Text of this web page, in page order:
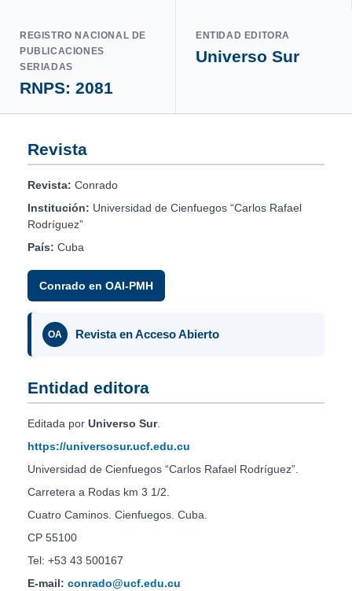
REGISTRO NACIONAL DE
PUBLICACIONES
SERIADAS
RNPS: 2081
ENTIDAD EDITORA
Universo Sur
Revista
Revista: Conrado
Institución: Universidad de Cienfuegos “Carlos Rafael
Rodríguez”
País: Cuba
Conrado en OAI-PMH
OA Revista en Acceso Abierto
Entidad editora
Editada por Universo Sur.
https://universosur.ucf.edu.cu
Universidad de Cienfuegos “Carlos Rafael Rodríguez”.
Carretera a Rodas km 3 1/2.
Cuatro Caminos. Cienfuegos. Cuba.
CP 55100
Tel: +53 43 500167
E-mail: conrado@ucf.edu.cu